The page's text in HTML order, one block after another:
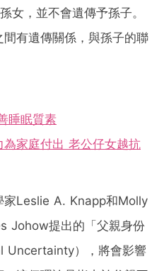
女，並不會遺傳予孫子。
有遺傳關係，與孫子的聯
睡眠質素
為家庭付出 老公仔女越抗
家Leslie A. Knapp和Molly
Johow提出的「父親身份
Uncertainty），將會影響